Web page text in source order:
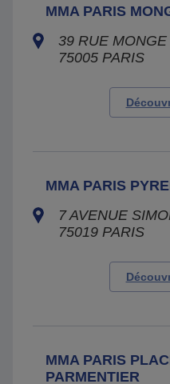
MMA PARIS
39 RUE MONGE
75005 PARIS
MMA PARIS
7 AVENUE
75019 PARIS
MMA PARIS
PARMENTIER